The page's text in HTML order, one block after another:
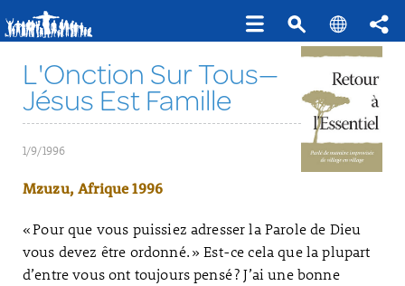
L'Onction Sur Tous—
Jésus Est Famille
1/9/1996
Mzuzu, Afrique 1996
« Pour que vous puissiez adresser la Parole de Dieu
vous devez être ordonné. » Est-ce cela que la plupart
d’entre vous ont toujours pensé ? J’ai une bonne